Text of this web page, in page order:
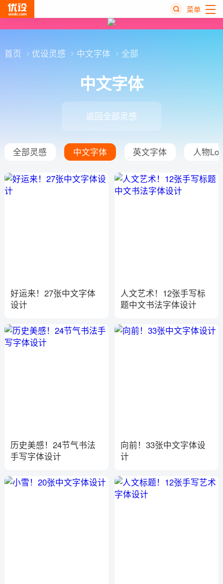
菜单
首页 优设灵感 中文字体 全部
中文字体
返回全部灵感
全部灵感 中文字体 英文字体 人物
好运来！27张中文字体
设计
人文艺术！12张手写标
题中文书法字体设计
历史美感！24节气书法
手写字体设计
向前！33张中文字体设
计